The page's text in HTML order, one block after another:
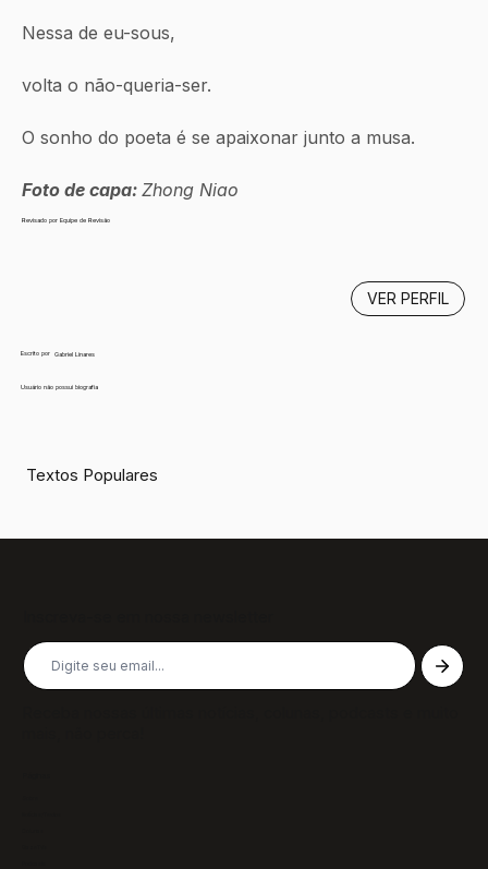
Nessa de eu-sous,
volta o não-queria-ser.
O sonho do poeta é se apaixonar junto a musa.
Foto de capa: Zhong Niao
Revisado por Equipe de Revisão
Escrito por Gabriel Linares
Usuário não possui biografia
VER PERFIL
Textos Populares